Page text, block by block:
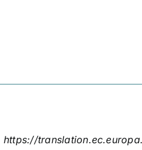
https://